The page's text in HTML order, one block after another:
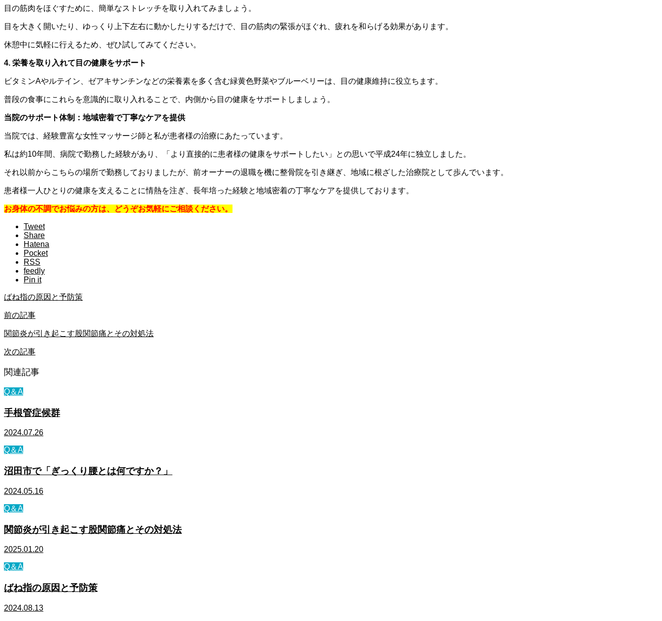
目の筋肉をほぐすために、簡単なストレッチを取り入れてみましょう。
目を大きく開いたり、ゆっくり上下左右に動かしたりするだけで、目の筋肉の緊張がほぐれ、疲れを和らげる効果があります。
休憩中に気軽に行えるため、ぜひ試してみてください。
4. 栄養を取り入れて目の健康をサポート
ビタミンAやルテイン、ゼアキサンチンなどの栄養素を多く含む緑黄色野菜やブルーベリーは、目の健康維持に役立ちます。
普段の食事にこれらを意識的に取り入れることで、内側から目の健康をサポートしましょう。
当院のサポート体制：地域密着で丁寧なケアを提供
当院では、経験豊富な女性マッサージ師と私が患者様の治療にあたっています。
私は約10年間、病院で勤務した経験があり、「より直接的に患者様の健康をサポートしたい」との思いで平成24年に独立しました。
それ以前からこちらの場所で勤務しておりましたが、前オーナーの退職を機に整骨院を引き継ぎ、地域に根ざした治療院として歩んでいます。
患者様一人ひとりの健康を支えることに情熱を注ぎ、長年培った経験と地域密着の丁寧なケアを提供しております。
お身体の不調でお悩みの方は、どうぞお気軽にご相談ください。
Tweet
Share
Hatena
Pocket
RSS
feedly
Pin it
ばね指の原因と予防策
前の記事
関節炎が引き起こす股関節痛とその対処法
次の記事
関連記事
Q＆A
手根管症候群
2024.07.26
Q＆A
沼田市で「ぎっくり腰とは何ですか？」
2024.05.16
Q＆A
関節炎が引き起こす股関節痛とその対処法
2025.01.20
Q＆A
ばね指の原因と予防策
2024.08.13